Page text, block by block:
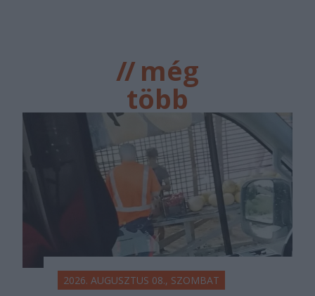
//még
több
főtér.ro
2026. AUGUSZTUS 08., SZOMBAT